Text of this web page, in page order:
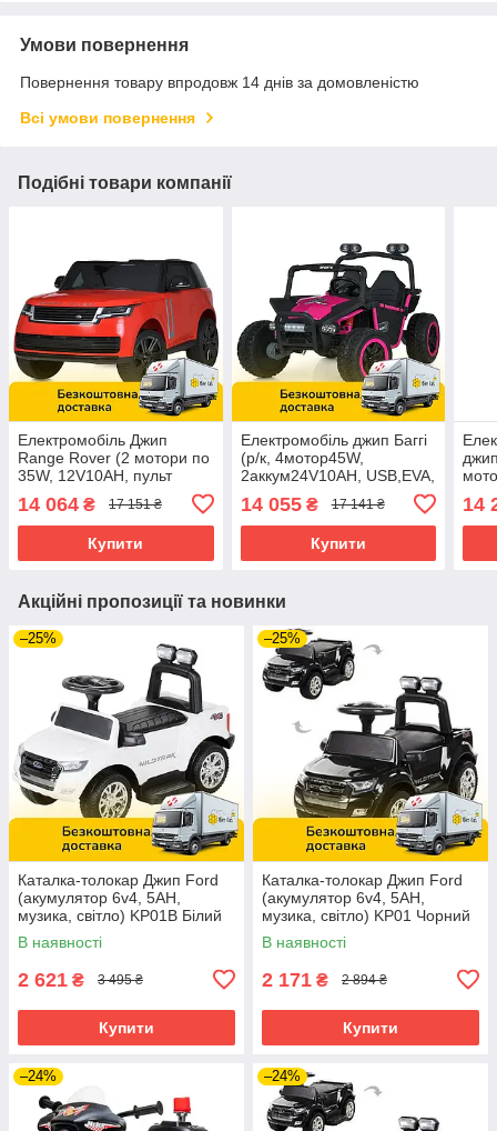
Умови повернення
Повернення товару впродовж 14 днів за домовленістю
Всі умови повернення
Подібні товари компанії
Електромобіль Джип
Range Rover (2 мотори по
35W, 12V10AH, пульт
двомісний) KDRE998
Червоний
14 064 ₴ 17 151 ₴
Купити
Електромобіль джип Баггі
(р/к, 4мотор45W,
2аккум24V10AH, USB,EVA,
MP3) Bambi M 6207EBLR-
8(24V) Рожевий
14 055₴ 17 141 ₴
Купити
14
Акційні пропозиції та новинки
–25%
Каталка-толокар Джип Ford
(акумулятор 6v4, 5AH,
музика, світло) KP01В Білий
В наявності
2 621 ₴ 3 495 ₴
Купити
–25%
Каталка-толокар Джип Ford
(акумулятор 6v4, 5AH,
музика, світло) KP01 Чорний
В наявності
2 171 ₴ 2 894 ₴
Купити
–24% –24%